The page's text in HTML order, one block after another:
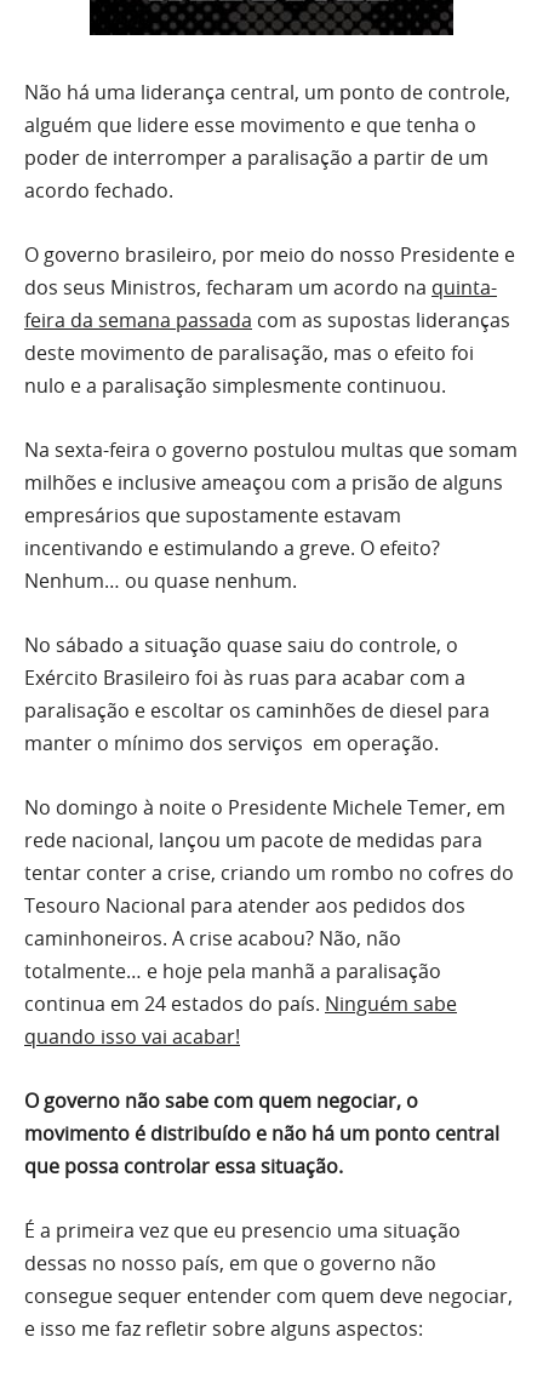
Não há uma liderança central, um ponto de controle,
alguém que lidere esse movimento e que tenha o
poder de interromper a paralisação a partir de um
acordo fechado.
O governo brasileiro, por meio do nosso Presidente e
dos seus Ministros, fecharam um acordo na quinta-
feira da semana passada com as supostas lideranças
deste movimento de paralisação, mas o efeito foi
nulo e a paralisação simplesmente continuou.
Na sexta-feira o governo postulou multas que somam
milhões e inclusive ameaçou com a prisão de alguns
empresários que supostamente estavam
incentivando e estimulando a greve. O efeito?
Nenhum… ou quase nenhum.
No sábado a situação quase saiu do controle, o
Exército Brasileiro foi às ruas para acabar com a
paralisação e escoltar os caminhões de diesel para
manter o mínimo dos serviços em operação.
No domingo à noite o Presidente Michele Temer, em
rede nacional, lançou um pacote de medidas para
tentar conter a crise, criando um rombo no cofres do
Tesouro Nacional para atender aos pedidos dos
caminhoneiros. A crise acabou? Não, não
totalmente… e hoje pela manhã a paralisação
continua em 24 estados do país. Ninguém sabe
quando isso vai acabar!
O governo não sabe com quem negociar, o
movimento é distribuído e não há um ponto central
que possa controlar essa situação.
É a primeira vez que eu presencio uma situação
dessas no nosso país, em que o governo não
consegue sequer entender com quem deve negociar,
e isso me faz refletir sobre alguns aspectos: